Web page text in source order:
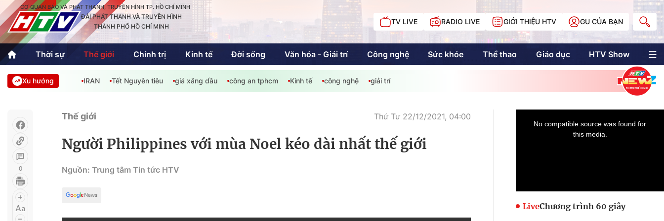
CƠ QUAN BÁO VÀ PHÁT THANH, TRUYỀN HÌNH TP. HỒ CHÍ MINH
ĐÀI PHÁT THANH VÀ TRUYỀN HÌNH
THÀNH PHỐ HỒ CHÍ MINH
TV LIVE RADIO LIVE GIỚI THIỆU HTV GU CỦA BẠN
Thời sự Thế giới Chính trị Kinh tế Đời sống Văn hóa - Giải trí Công nghệ Sức khỏe Thể thao Giáo dục HTV Show
Thời sự
Thể thao
Quốc tế
Văn hóa - Giải trí
Giáo dục Kinh tế
An Sinh
Công nghệ
Multimedia
Multiform
Doanh nhân Sài
Gòn
Xu hướng IRAN Tết Nguyên tiêu giá xăng dầu công an tphcm Kinh tế công nghệ giải trí
0
Thế giới Thứ Tư 22/12/2021, 04:00
Người Philippines với mùa Noel kéo dài nhất thế giới
Nguồn: Trung tâm Tin tức HTV
LiveChương trình 60 giây